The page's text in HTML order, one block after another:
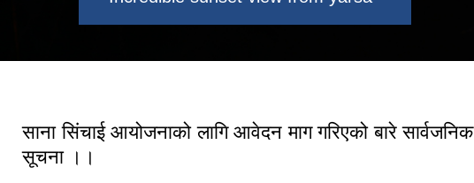
Naukunda among 9 Kundas.
साना सिंचाई आयोजनाको लागि आवेदन माग गरिएको बारे सार्वजनिक
सूचना ।।